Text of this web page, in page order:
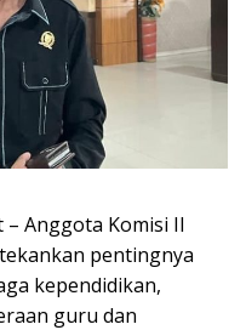
– Anggota Komisi II
pentingnya
kependidikan,
guru dan